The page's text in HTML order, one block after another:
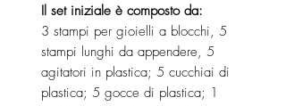
Il set iniziale è composto da:
3 stampi per gioielli a blocchi, 5
stampi lunghi da appendere, 5
agitatori in plastica; 5 cucchiai di
plastica; 5 gocce di plastica; 1